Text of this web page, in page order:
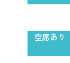
空席あり